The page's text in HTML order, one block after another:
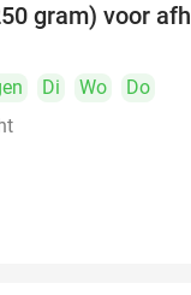
gram) voor
Di Wo
Do